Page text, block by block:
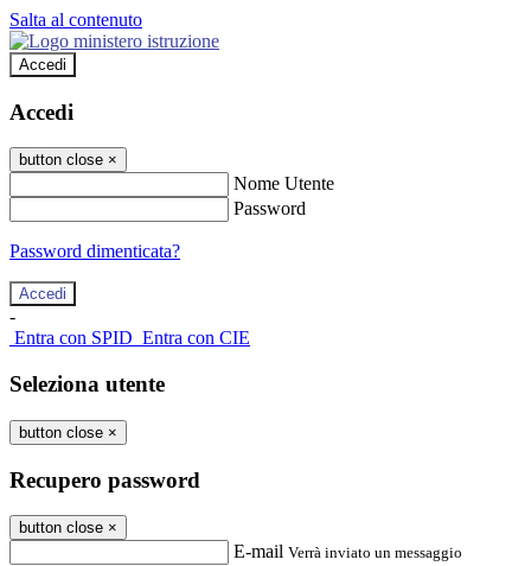
Salta al contenuto
Accedi
Accedi
button close ×
Nome Utente
Password
Password dimenticata?
-
Entra con SPID Entra con CIE
Seleziona utente
button close ×
Recupero password
button close ×
E-mail Verrà inviato un messaggio